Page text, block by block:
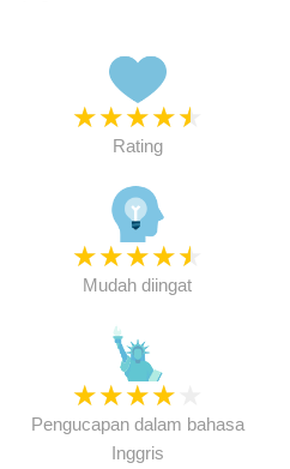
★★★★★
Rating
★★★★★
Mudah diingat
★★★★
Pengucapan dalam bahasa
Inggris